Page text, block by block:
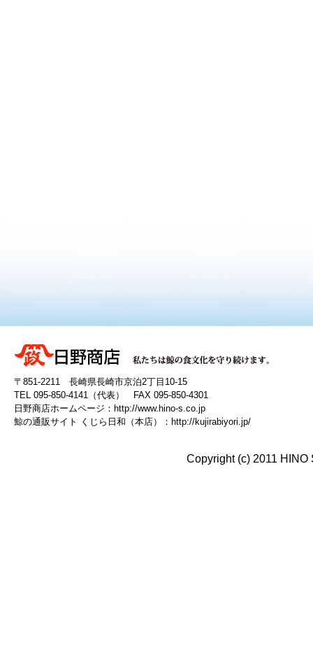
〒851-2211 長崎県長崎市京泊2丁目10-15
TEL 095-850-4141（代表） FAX 095-850-4301
日野商店ホームページ： http://www.hino-s.co.jp
鯨の通販サイト くじら日和（本店）： http://kujirabiyori.jp/
Copyright (c) 2011